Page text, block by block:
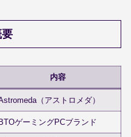
内容
（アストロメダ）
BTOゲーミングPCブランド